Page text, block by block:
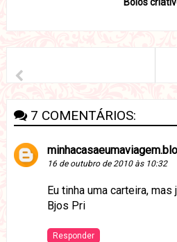
7 COMENTÁRIOS:
16 de outubro de 2010 às 10:32
Eu tinha uma carteira, mas
Bjos Pri
Responder